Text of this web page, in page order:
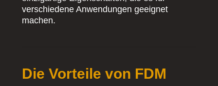
verschiedene Anwendungen geeignet
machen.
Die Vorteile von FDM